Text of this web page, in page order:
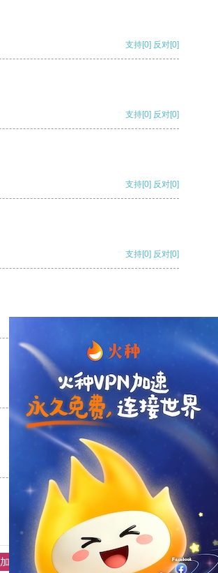
支持[0] 反对[0]
支持[0] 反对[0]
支持[0] 反对[0]
支持[0] 反对[0]
支持 [0] 反对 [0]
支持
速器 旋风加速器